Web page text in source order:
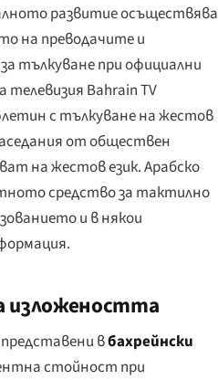
развитие осъществява
на преводачите и
тълкуване при официални
Bahrain TV
с тълкуване на жестов
от обществен
на жестов език. Арабско
средство за тактилно
и в някои
изложеността
вбахрейнски
стойност при